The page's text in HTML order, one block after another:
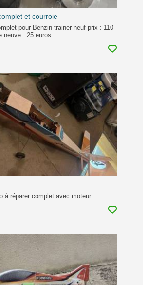
et courroie
pour Benzin trainer neuf prix : 110
neuve : 25 euros
à réparer complet avec moteur